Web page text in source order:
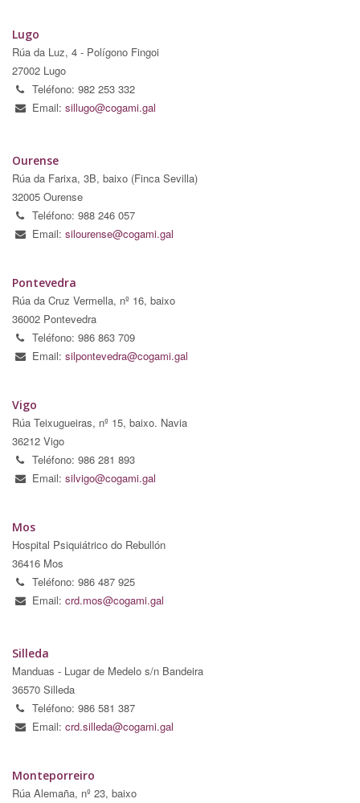
Lugo
Rúa da Luz, 4 - Polígono Fingoi
27002 Lugo
Teléfono: 982 253 332
Email: sillugo@cogami.gal
Ourense
Rúa da Farixa, 3B, baixo (Finca Sevilla)
32005 Ourense
Teléfono: 988 246 057
Email: silourense@cogami.gal
Pontevedra
Rúa da Cruz Vermella, nº 16, baixo
36002 Pontevedra
Teléfono: 986 863 709
Email: silpontevedra@cogami.gal
Vigo
Rúa Teixugueiras, nº 15, baixo. Navia
36212 Vigo
Teléfono: 986 281 893
Email: silvigo@cogami.gal
Mos
Hospital Psiquiátrico do Rebullón
36416 Mos
Teléfono: 986 487 925
Email: crd.mos@cogami.gal
Silleda
Manduas - Lugar de Medelo s/n Bandeira
36570 Silleda
Teléfono: 986 581 387
Email: crd.silleda@cogami.gal
Monteporreiro
Rúa Alemaña, nº 23, baixo